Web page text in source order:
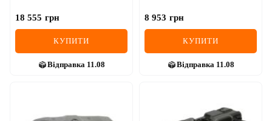
LEXUS
LINCOLN
18 555 грн
КУПИТИ
Відправка 11.08
8 953 грн
КУПИТИ
Відправка 11.08